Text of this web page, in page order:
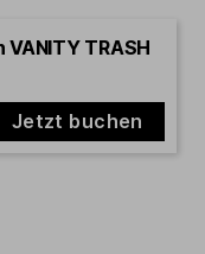
TRASH
Jetzt buchen